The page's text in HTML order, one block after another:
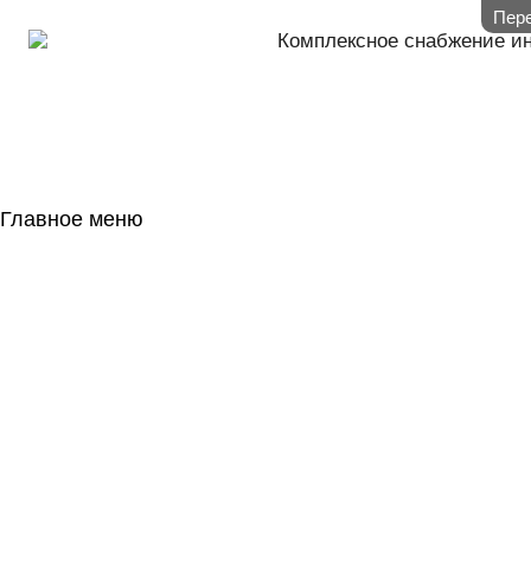
Комплексное снабжение
Главное меню